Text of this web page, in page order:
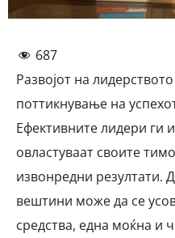
687
Развојот на
поттикнување на
Ефективните лидери ги
овластуваат своите
извонредни резултати.
вештини може да се
средства, една моќна и